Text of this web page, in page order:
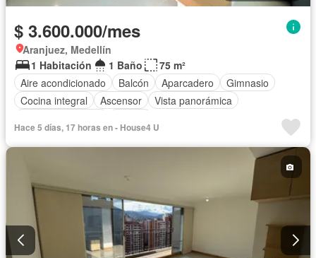
$ 3.600.000/mes
Aranjuez, Medellín
1 Habitación
1 Baño
75 m²
Aire acondicionado
Balcón Aparcadero
Gimnasio
Cocina integral
Ascensor
Vista panorámica
Hace 5 días, 17 horas en - House4 U